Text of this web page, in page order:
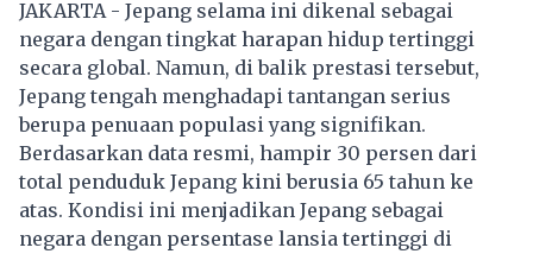
JAKARTA - Jepang selama ini dikenal sebagai
negara dengan tingkat harapan hidup tertinggi
secara global. Namun, di balik prestasi tersebut,
Jepang tengah menghadapi tantangan serius
berupa penuaan populasi yang signifikan.
Berdasarkan data resmi, hampir 30 persen dari
total penduduk Jepang kini berusia 65 tahun ke
atas. Kondisi ini menjadikan Jepang sebagai
negara dengan persentase lansia tertinggi di